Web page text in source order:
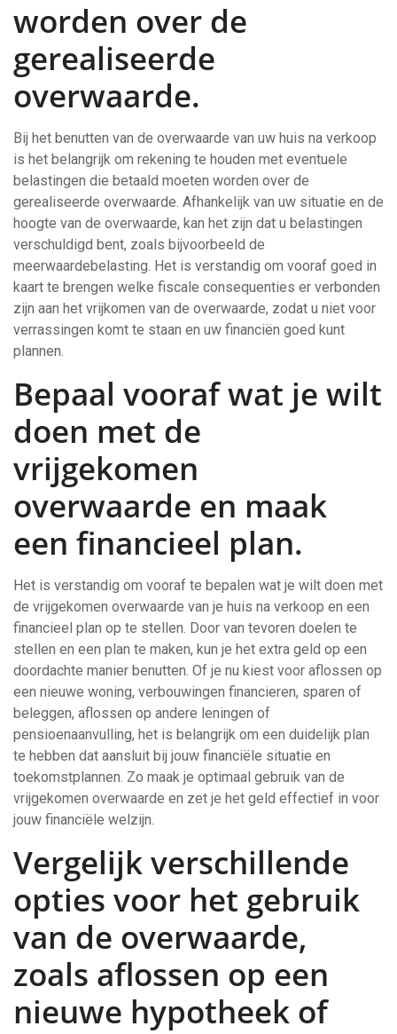
worden over de
gerealiseerde
overwaarde.
Bij het benutten van de overwaarde van uw huis na verkoop
is het belangrijk om rekening te houden met eventuele
belastingen die betaald moeten worden over de
gerealiseerde overwaarde. Afhankelijk van uw situatie en de
hoogte van de overwaarde, kan het zijn dat u belastingen
verschuldigd bent, zoals bijvoorbeeld de
meerwaardebelasting. Het is verstandig om vooraf goed in
kaart te brengen welke fiscale consequenties er verbonden
zijn aan het vrijkomen van de overwaarde, zodat u niet voor
verrassingen komt te staan en uw financiën goed kunt
plannen.
Bepaal vooraf wat je wilt
doen met de
vrijgekomen
overwaarde en maak
een financieel plan.
Het is verstandig om vooraf te bepalen wat je wilt doen met
de vrijgekomen overwaarde van je huis na verkoop en een
financieel plan op te stellen. Door van tevoren doelen te
stellen en een plan te maken, kun je het extra geld op een
doordachte manier benutten. Of je nu kiest voor aflossen op
een nieuwe woning, verbouwingen financieren, sparen of
beleggen, aflossen op andere leningen of
pensioenaanvulling, het is belangrijk om een duidelijk plan
te hebben dat aansluit bij jouw financiële situatie en
toekomstplannen. Zo maak je optimaal gebruik van de
vrijgekomen overwaarde en zet je het geld effectief in voor
jouw financiële welzijn.
Vergelijk verschillende
opties voor het gebruik
van de overwaarde,
zoals aflossen op een
nieuwe hypotheek of